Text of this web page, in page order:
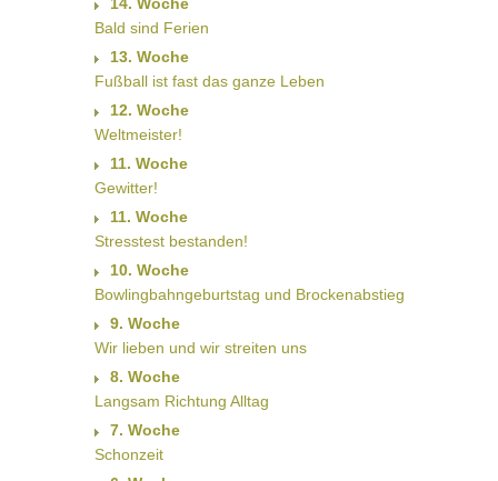
14. Woche
Bald sind Ferien
13. Woche
Fußball ist fast das ganze Leben
12. Woche
Weltmeister!
11. Woche
Gewitter!
11. Woche
Stresstest bestanden!
10. Woche
Bowlingbahngeburtstag und Brockenabstieg
9. Woche
Wir lieben und wir streiten uns
8. Woche
Langsam Richtung Alltag
7. Woche
Schonzeit